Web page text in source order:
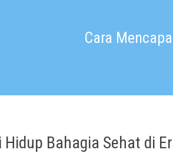
Cara
Bahagia Sehat di